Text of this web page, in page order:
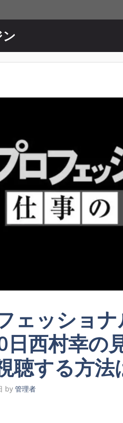
ェッショ
日西村幸の
聴する方法
by 管理者